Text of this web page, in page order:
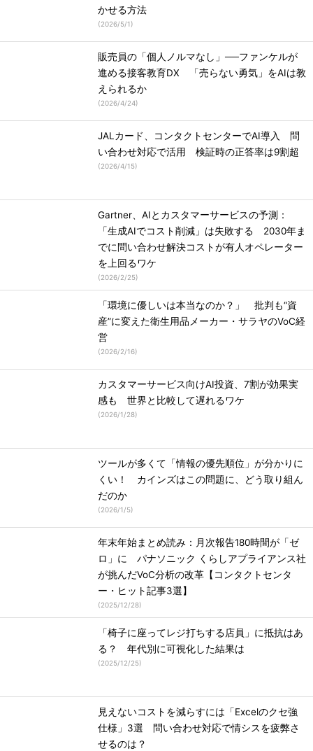
かせる方法
(2026/5/1)
販売員の「個人ノルマなし」──ファンケルが
進める接客教育DX 「売らない勇気」をAIは教
えられるか
(2026/4/24)
JALカード、コンタクトセンターでAI導入 問
い合わせ対応で活用 検証時の正答率は9割超
(2026/4/15)
Gartner、AIとカスタマーサービスの予測：
「生成AIでコスト削減」は失敗する 2030年ま
でに問い合わせ解決コストが有人オペレーター
を上回るワケ
(2026/2/25)
「環境に優しいは本当なのか？」 批判も“資
産”に変えた衛生用品メーカー・サラヤのVoC経
営
(2026/2/16)
カスタマーサービス向けAI投資、7割が効果実
感も 世界と比較して遅れるワケ
(2026/1/28)
ツールが多くて「情報の優先順位」が分かりに
くい！ カインズはこの問題に、どう取り組ん
だのか
(2026/1/5)
年末年始まとめ読み：月次報告180時間が「ゼ
ロ」に パナソニック くらしアプライアンス社
が挑んだVoC分析の改革【コンタクトセンタ
ー・ヒット記事3選】
(2025/12/28)
「椅子に座ってレジ打ちする店員」に抵抗はあ
る？ 年代別に可視化した結果は
(2025/12/25)
見えないコストを減らすには「Excelのクセ強
仕様」3選 問い合わせ対応で情シスを疲弊さ
せるのは？